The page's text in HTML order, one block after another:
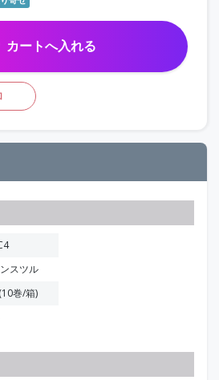
カートへ入れる
スツル
巻/箱)